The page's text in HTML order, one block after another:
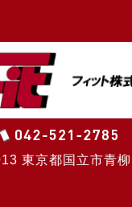
東京都国立市青